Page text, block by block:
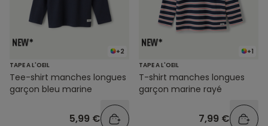
+2
TAPE A L'OEIL
Tee-shirt manches longues
garçon bleu marine
5,99 €
+1
TAPE A L'OEIL
T-shirt manches longues
garçon marine rayé
7,99 €